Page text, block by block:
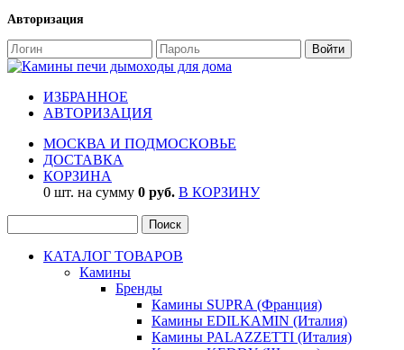
Авторизация
ИЗБРАННОЕ
АВТОРИЗАЦИЯ
МОСКВА И ПОДМОСКОВЬЕ
ДОСТАВКА
КОРЗИНА
0 шт. на сумму 0 руб. В КОРЗИНУ
КАТАЛОГ ТОВАРОВ
Камины
Бренды
Камины SUPRA (Франция)
Камины EDILKAMIN (Италия)
Камины PALAZZETTI (Италия)